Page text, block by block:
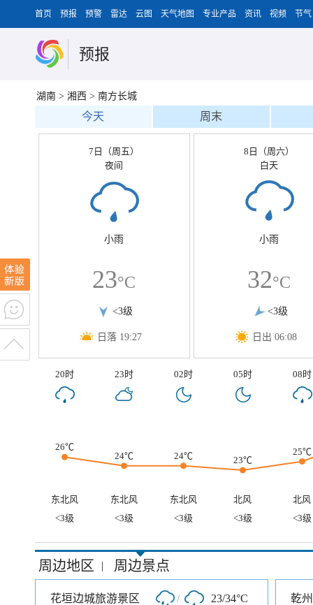
首页 预报 预警 雷达 云图 天气地图 专业产品 资讯 视频 节气
预报
湖南 > 湘西 > 南方长城
今天 周末
7日（周五）
夜间
小雨
23°C
<3级
日落 19:27
8日（周六）
白天
小雨
32°C
<3级
日出 06:08
20时 23时 02时 05时 08时
26℃
24℃
24℃ 23℃
25℃
东北风 东北风 东北风 北风
北风
<3级
<3级 <3级 <3级 <3级
周边地区 | 周边景点
花垣边城旅游景区 / 23/34°C 乾